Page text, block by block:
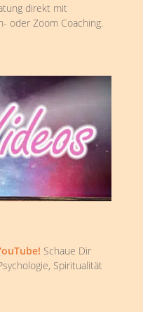
direkt mit
oder Zoom Coaching.
Schaue Dir
Spiritualität